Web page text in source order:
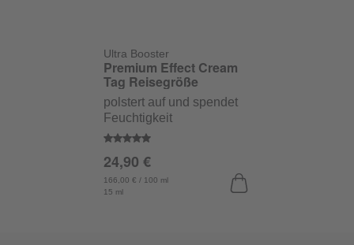
Ultra Booster
Durchschnittliche Bewertung von 5 von 5
Premium Effect Cream
Tag Reisegröße
polstert auf und spendet
Feuchtigkeit
15 ml
166,00 € / 100 ml
24,90 €